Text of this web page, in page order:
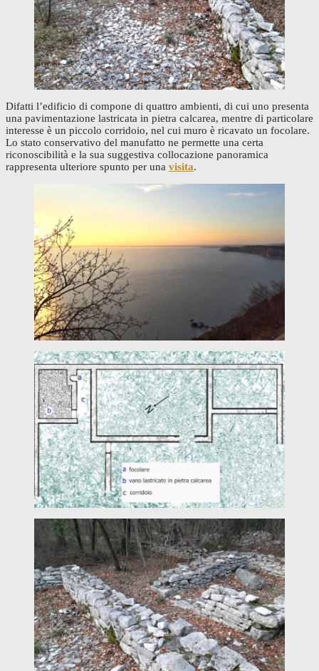
Difatti l’edificio di compone di quattro ambienti, di cui uno presenta
una pavimentazione lastricata in pietra calcarea, mentre di particolare
interesse è un piccolo corridoio, nel cui muro è ricavato un focolare.
Lo stato conservativo del manufatto ne permette una certa
riconoscibilità e la sua suggestiva collocazione panoramica
rappresenta ulteriore spunto per una visita.